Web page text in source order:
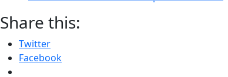
Share this:
Twitter
Facebook